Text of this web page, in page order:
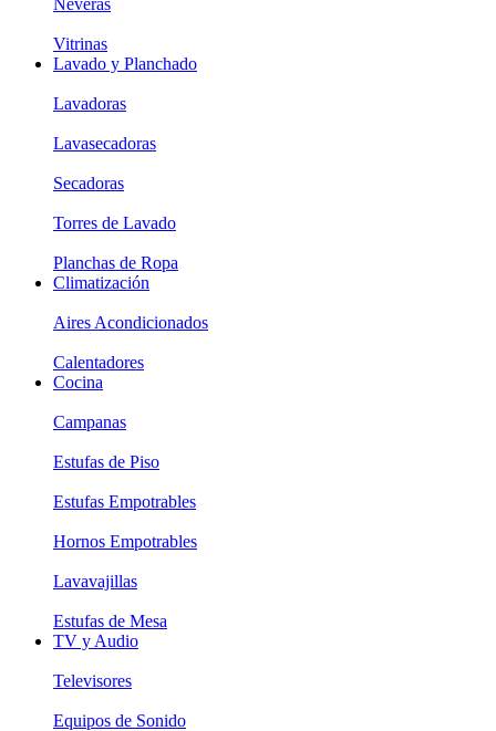
Vitrinas
Lavado y Planchado
Lavadoras
Lavasecadoras
Secadoras
Torres de Lavado
Planchas de Ropa
Climatización
Aires Acondicionados
Calentadores
Cocina
Campanas
Estufas de Piso
Estufas Empotrables
Hornos Empotrables
Lavavajillas
Estufas de Mesa
TV y Audio
Televisores
Equipos de Sonido